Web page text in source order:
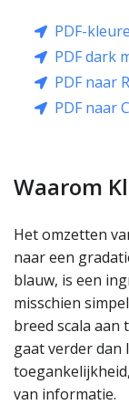
PDF-
PDF dark
PDF naar
PDF naar
Waarom
Het omzetten
naar een
blauw, is een
misschien
breed scala aan
gaat verder
van informatie.